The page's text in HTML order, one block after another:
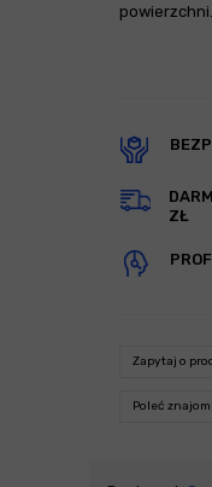
powierzchni.
ZŁ
Zapytaj o
Poleć